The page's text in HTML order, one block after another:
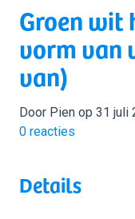
Groen
vorm van
van)
Door Pien op 31 juli
0 reacties
Details